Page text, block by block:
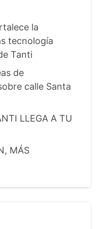
la
tecnología
Tanti
de
calle Santa
LLEGA A TU
MÁS